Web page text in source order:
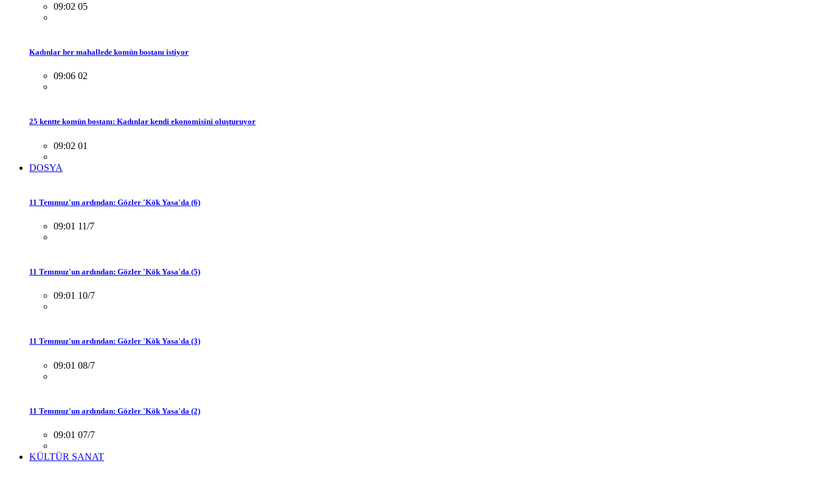
09:02 05
Kadınlar her mahallede komün bostanı istiyor
09:06 02
25 kentte komün bostanı: Kadınlar kendi ekonomisini oluşturuyor
09:02 01
DOSYA
11 Temmuz'un ardından: Gözler 'Kök Yasa'da (6)
09:01 11/7
11 Temmuz'un ardından: Gözler 'Kök Yasa'da (5)
09:01 10/7
11 Temmuz'un ardından: Gözler 'Kök Yasa'da (3)
09:01 08/7
11 Temmuz'un ardından: Gözler 'Kök Yasa'da (2)
09:01 07/7
KÜLTÜR SANAT